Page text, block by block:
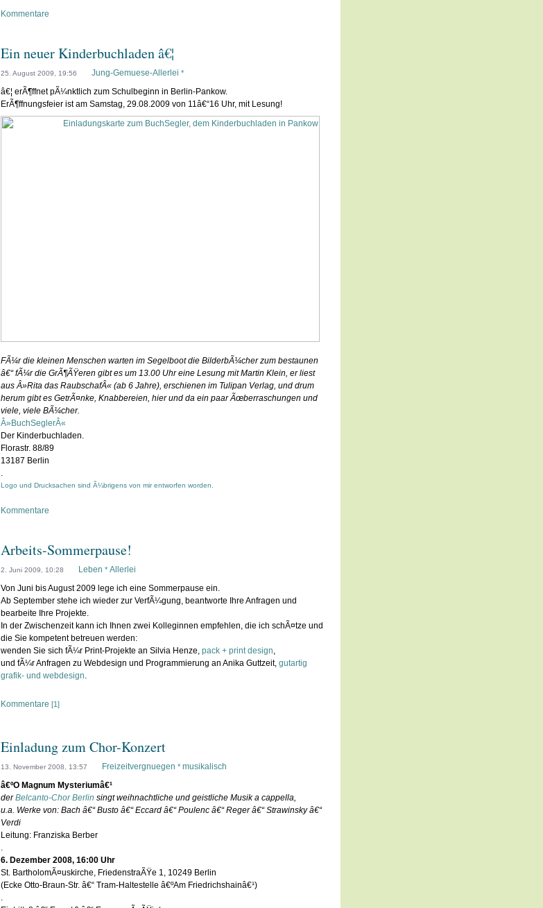
Kommentare
Ein neuer Kinderbuchladen â€¦
25. August 2009, 19:56 Jung-Gemuese-Allerlei *
â€¦ erÃ¶ffnet pÃ¼nktlich zum Schulbeginn in Berlin-Pankow.
ErÃ¶ffnungsfeier ist am Samstag, 29.08.2009 von 11â€“16 Uhr, mit Lesung!
FÃ¼r die kleinen Menschen warten im Segelboot die BilderbÃ¼cher zum bestaunen
â€“ fÃ¼r die GrÃ¶ÃŸeren gibt es um 13.00 Uhr eine Lesung mit Martin Klein, er liest
aus Â»Rita das RaubschafÂ« (ab 6 Jahre), erschienen im Tulipan Verlag, und drum
herum gibt es GetrÃ¤nke, Knabbereien, hier und da ein paar Ãœberraschungen und
viele, viele BÃ¼cher.
Â»BuchSeglerÂ«
Der Kinderbuchladen.
Florastr. 88/89
13187 Berlin
.
Logo und Drucksachen sind Ã¼brigens von mir entworfen worden.
Kommentare
Arbeits-Sommerpause!
2. Juni 2009, 10:28 Leben * Allerlei
Von Juni bis August 2009 lege ich eine Sommerpause ein.
Ab September stehe ich wieder zur VerfÃ¼gung, beantworte Ihre Anfragen und
bearbeite Ihre Projekte.
In der Zwischenzeit kann ich Ihnen zwei Kolleginnen empfehlen, die ich schÃ¤tze und
die Sie kompetent betreuen werden:
wenden Sie sich fÃ¼r Print-Projekte an Silvia Henze, pack + print design,
und fÃ¼r Anfragen zu Webdesign und Programmierung an Anika Guttzeit, gutartig
grafik- und webdesign.
Kommentare [1]
Einladung zum Chor-Konzert
13. November 2008, 13:57 Freizeitvergnuegen * musikalisch
â€ºO Magnum Mysteriumâ€¹
derBelcanto-Chor Berlin singt weihnachtliche und geistliche Musik a cappella,
u.a. Werke von: Bach â€“ Busto â€“ Eccard â€“ Poulenc â€“ Reger â€“ Strawinsky â€“
Verdi
Leitung: Franziska Berber
.
6. Dezember 2008, 16:00 Uhr
St. BartholomÃ¤uskirche, FriedenstraÃŸe 1, 10249 Berlin
(Ecke Otto-Braun-Str. â€“ Tram-Haltestelle â€ºAm Friedrichshainâ€¹)
.